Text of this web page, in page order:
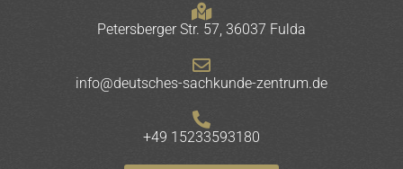
Petersberger Str. 57, 36037 Fulda
info@deutsches-sachkunde-zentrum.de
+49 15233593180